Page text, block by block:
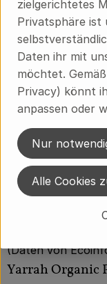
Hersteller:
Niederlande
Premium Petfood
NL 3851 GA
Wir sind der Erste
mit einem
Bereits seit 1992
und Puten, die ein
Mastbetrieben oder
(Daten von
Yarrah Organic
zielgerichtetes
Privatsphäre ist
Daten ihr mit
möchtet.
Privacy) könnt
anpassen oder
Nur
Alle Cookies